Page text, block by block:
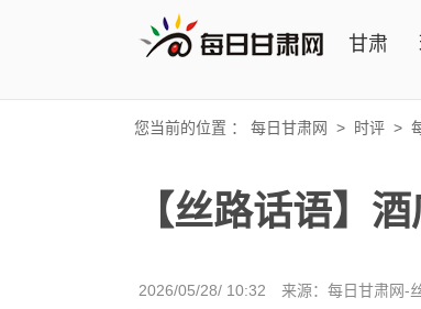
甘肃
您当前的位置 ： 每日甘肃网 > 时评 >
【丝路话语】
2026/05/28/ 10:32 来源： 每日甘肃网-